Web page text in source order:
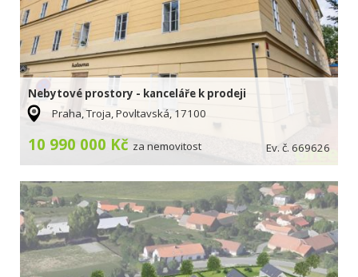
Nebytové prostory - kanceláře k prodeji
Praha, Troja, Povltavská, 17100
10 990 000 Kč za nemovitost Ev. č. 669626